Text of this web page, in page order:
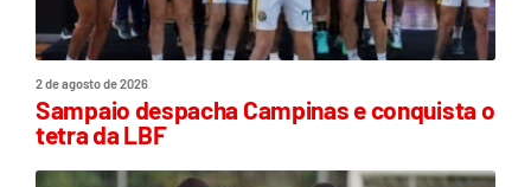
2 de agosto de 2026
Sampaio despacha Campinas e conquista o
tetra da LBF